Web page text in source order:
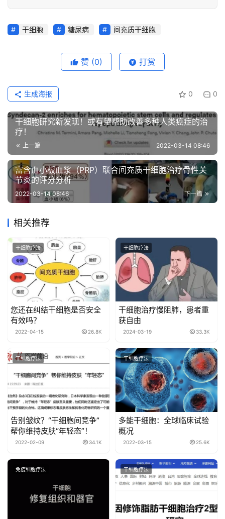
干细胞 糖尿病 间充质干细胞
赞 (0) 打赏
0 0
生成海报
干细胞研究新发现！或有望帮助改善多种人类癌症的治
疗！
上一篇 2022-03-14 08:46
富含血小板血浆（PRP）联合间充质干细胞治疗骨性关
节炎的评分分析
下一篇
2022-03-14 08:46
相关推荐
干细胞疗法
您还在纠结干细胞是否安全
有效吗？
2022-04-15 26.8K
干细胞疗法
干细胞治疗慢阻肺，患者重
获自由
2024-03-19 33.3K
干细胞疗法
告别皱纹？“干细胞间竞争”
帮你维持皮肤“年轻态”！
2022-02-09 34.1K
干细胞疗法
多能干细胞：全球临床试验
概况
2022-03-15 25.6K
免疫细胞疗法 干细胞疗法